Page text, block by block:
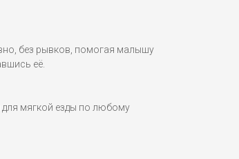
без рывков, помогая малышу
её.
для мягкой езды по любому